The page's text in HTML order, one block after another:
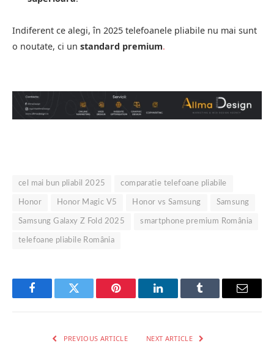
Indiferent ce alegi, în 2025 telefoanele pliabile nu mai sunt
o noutate, ci un standard premium.
cel mai bun pliabil 2025 comparatie telefoane pliabile
Honor Honor Magic V5 Honor vs Samsung Samsung
Samsung Galaxy Z Fold 2025 smartphone premium România
telefoane pliabile România
FacebookTwitter Pinterest LinkedInTumblr Email
PREVIOUS ARTICLE NEXT ARTICLE